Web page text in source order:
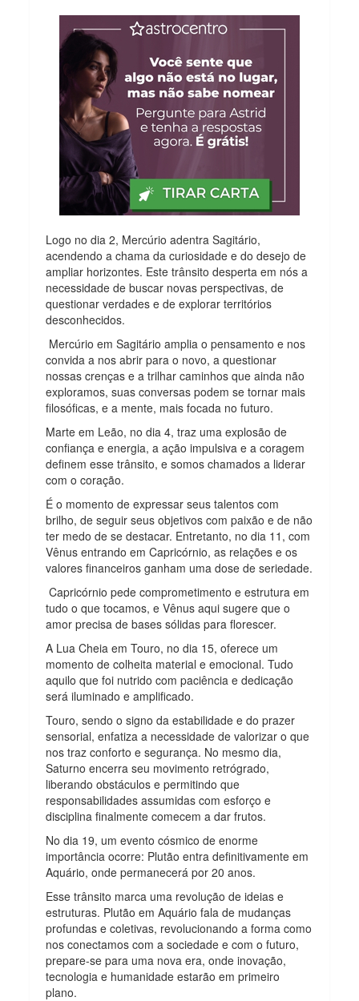
Logo no dia 2, Mercúrio adentra Sagitário,
acendendo a chama da curiosidade e do desejo de
ampliar horizontes. Este trânsito desperta em nós a
necessidade de buscar novas perspectivas, de
questionar verdades e de explorar territórios
desconhecidos.
Mercúrio em Sagitário amplia o pensamento e nos
convida a nos abrir para o novo, a questionar
nossas crenças e a trilhar caminhos que ainda não
exploramos, suas conversas podem se tornar mais
filosóficas, e a mente, mais focada no futuro.
Marte em Leão, no dia 4, traz uma explosão de
confiança e energia, a ação impulsiva e a coragem
definem esse trânsito, e somos chamados a liderar
com o coração.
É o momento de expressar seus talentos com
brilho, de seguir seus objetivos com paixão e de não
ter medo de se destacar. Entretanto, no dia 11, com
Vênus entrando em Capricórnio, as relações e os
valores financeiros ganham uma dose de seriedade.
Capricórnio pede comprometimento e estrutura em
tudo o que tocamos, e Vênus aqui sugere que o
amor precisa de bases sólidas para florescer.
A Lua Cheia em Touro, no dia 15, oferece um
momento de colheita material e emocional. Tudo
aquilo que foi nutrido com paciência e dedicação
será iluminado e amplificado.
Touro, sendo o signo da estabilidade e do prazer
sensorial, enfatiza a necessidade de valorizar o que
nos traz conforto e segurança. No mesmo dia,
Saturno encerra seu movimento retrógrado,
liberando obstáculos e permitindo que
responsabilidades assumidas com esforço e
disciplina finalmente comecem a dar frutos.
No dia 19, um evento cósmico de enorme
importância ocorre: Plutão entra definitivamente em
Aquário, onde permanecerá por 20 anos.
Esse trânsito marca uma revolução de ideias e
estruturas. Plutão em Aquário fala de mudanças
profundas e coletivas, revolucionando a forma como
nos conectamos com a sociedade e com o futuro,
prepare-se para uma nova era, onde inovação,
tecnologia e humanidade estarão em primeiro
plano.